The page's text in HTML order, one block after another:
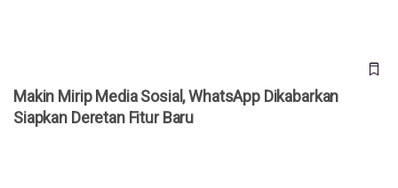
Makin Mirip Media Sosial, WhatsApp Dikabarkan
Siapkan Deretan Fitur Baru